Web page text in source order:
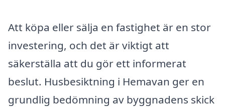
Att köpa eller sälja en fastighet är en stor
investering, och det är viktigt att
säkerställa att du gör ett informerat
beslut. Husbesiktning i Hemavan ger en
grundlig bedömning av byggnadens skick